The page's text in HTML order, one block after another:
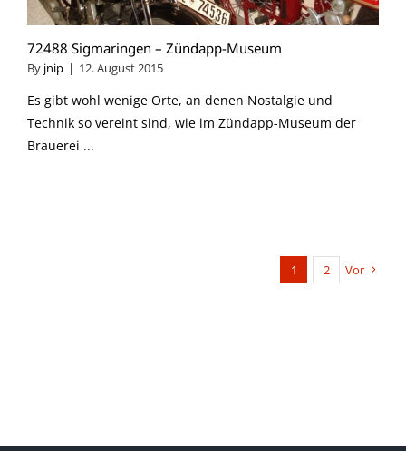
72488 Sigmaringen – Zündapp-Museum
By jnip | 12. August 2015
Es gibt wohl wenige Orte, an denen Nostalgie und
Technik so vereint sind, wie im Zündapp-Museum der
Brauerei ...
1 2 Vor